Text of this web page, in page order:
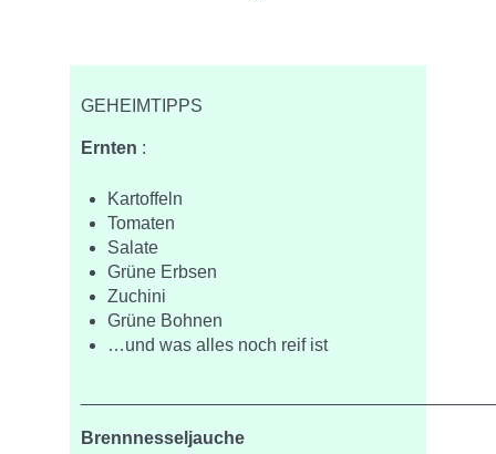
GEHEIMTIPPS
Ernten :
Kartoffeln
Tomaten
Salate
Grüne Erbsen
Zuchini
Grüne Bohnen
…und was alles noch reif ist
Brennnesseljauche